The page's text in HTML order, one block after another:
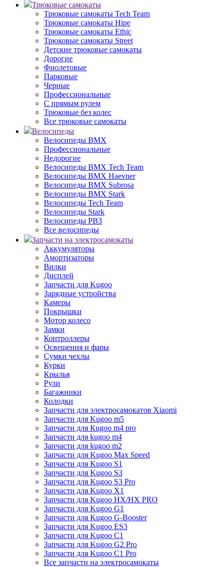
Трюковые самокаты
Трюковые самокаты Tech Team
Трюковые самокаты Hipe
Трюковые самокаты Ethic
Трюковые самокаты Street
Детские трюковые самокаты
Дорогие
Фиолетовые
Парковые
Черные
Профессиональные
С прямым рулем
Трюковые без колес
Все трюковые самокаты
Велосипеды
Велосипеды BMX
Профессиональные
Недорогие
Велосипеды BMX Tech Team
Велосипеды BMX Haevner
Велосипеды BMX Subrosa
Велосипеды BMX Stark
Велосипеды Tech Team
Велосипеды Stark
Велосипеды РВЗ
Все велосипеды
Запчасти на электросамокаты
Аккумуляторы
Амортизаторы
Вилки
Дисплей
Запчасти для Kugoo
Зарядные устройства
Камеры
Покрышки
Мотор колесо
Замки
Контроллеры
Освещения и фары
Сумки чехлы
Курки
Крылья
Рули
Багажники
Колодки
Запчасти для электросамокатов Xiaomi
Запчасти для Kugoo m5
Запчасти для Кugoo m4 pro
Запчасти для kugoo m4
Запчасти для kugoo m2
Запчасти для Kugoo Max Speed
Запчасти для Kugoo S1
Запчасти для Kugoo S3
Запчасти для Kugoo S3 Pro
Запчасти для Kugoo X1
Запчасти для Kugoo HX/HX PRO
Запчасти для Kugoo G1
Запчасти для Kugoo G-Booster
Запчасти для Kugoo ES3
Запчасти для Kugoo C1
Запчасти для Kugoo G2 Pro
Запчасти для Kugoo C1 Pro
Все запчасти на электросамокаты